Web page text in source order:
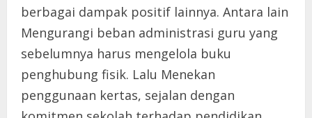
berbagai dampak positif lainnya. Antara lain
Mengurangi beban administrasi guru yang
sebelumnya harus mengelola buku
penghubung fisik. Lalu Menekan
penggunaan kertas, sejalan dengan